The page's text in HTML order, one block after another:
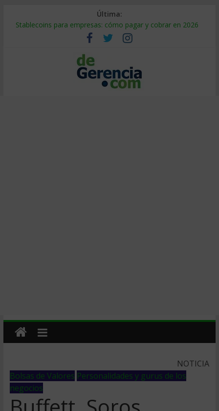
Última:
Stablecoins para empresas: cómo pagar y cobrar en 2026
Despido silencioso: qué es y por qué sale tan caro
IA en selección de personal: cómo auditarla a tiempo
Trabajo forzoso en la cadena de suministro: qué hacer
Mercado hispano de EE. UU.: cómo segmentarlo y venderle
NOTICIA
Bolsas de Valores Personalidades y gurus de los
negocios